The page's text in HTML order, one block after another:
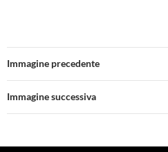
Immagine precedente
Immagine successiva